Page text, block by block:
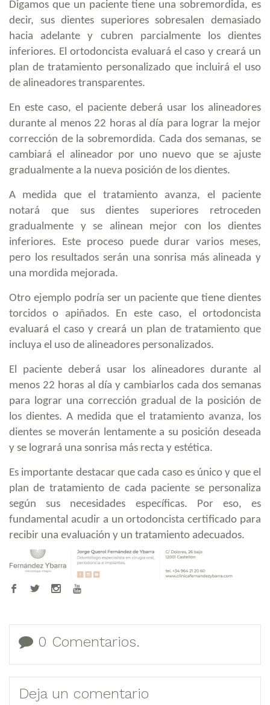
Digamos que un paciente tiene una sobremordida, es
decir, sus dientes superiores sobresalen demasiado
hacia adelante y cubren parcialmente los dientes
inferiores. El ortodoncista evaluará el caso y creará un
plan de tratamiento personalizado que incluirá el uso
de alineadores transparentes.
En este caso, el paciente deberá usar los alineadores
durante al menos 22 horas al día para lograr la mejor
corrección de la sobremordida. Cada dos semanas, se
cambiará el alineador por uno nuevo que se ajuste
gradualmente a la nueva posición de los dientes.
A medida que el tratamiento avanza, el paciente
notará que sus dientes superiores retroceden
gradualmente y se alinean mejor con los dientes
inferiores. Este proceso puede durar varios meses,
pero los resultados serán una sonrisa más alineada y
una mordida mejorada.
Otro ejemplo podría ser un paciente que tiene dientes
torcidos o apiñados. En este caso, el ortodoncista
evaluará el caso y creará un plan de tratamiento que
incluya el uso de alineadores personalizados.
El paciente deberá usar los alineadores durante al
menos 22 horas al día y cambiarlos cada dos semanas
para lograr una corrección gradual de la posición de
los dientes. A medida que el tratamiento avanza, los
dientes se moverán lentamente a su posición deseada
y se logrará una sonrisa más recta y estética.
Es importante destacar que cada caso es único y que el
plan de tratamiento de cada paciente se personaliza
según sus necesidades específicas. Por eso, es
fundamental acudir a un ortodoncista certificado para
recibir una evaluación y un tratamiento adecuados.
0 Comentarios.
Deja un comentario